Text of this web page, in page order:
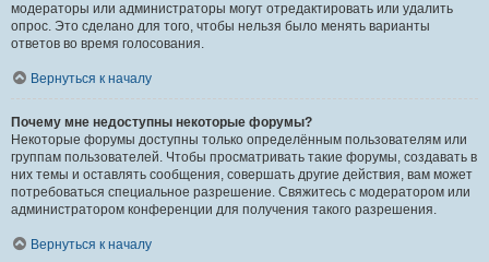
модераторы или администраторы могут отредактировать или удалить
опрос. Это сделано для того, чтобы нельзя было менять варианты
ответов во время голосования.
Вернуться к началу
Почему мне недоступны некоторые форумы?
Некоторые форумы доступны только определённым пользователям или
группам пользователей. Чтобы просматривать такие форумы, создавать в
них темы и оставлять сообщения, совершать другие действия, вам может
потребоваться специальное разрешение. Свяжитесь с модератором или
администратором конференции для получения такого разрешения.
Вернуться к началу